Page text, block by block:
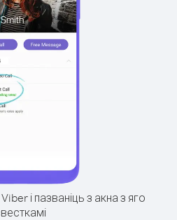
і пазваніць з акна з яго